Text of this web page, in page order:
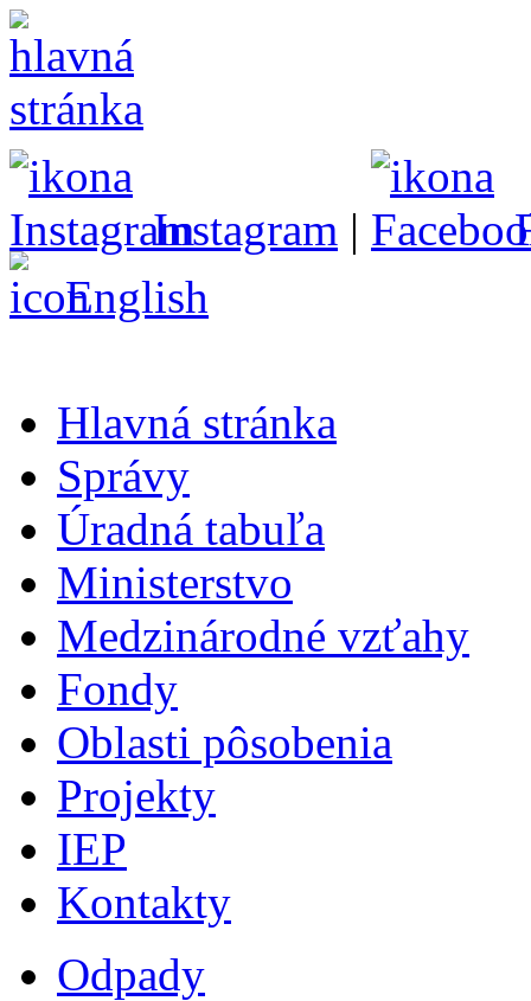
Instagram |
English
Hlavná stránka
Správy
Úradná tabuľa
Ministerstvo
Medzinárodné vzťahy
Fondy
Oblasti pôsobenia
Projekty
IEP
Kontakty
Odpady